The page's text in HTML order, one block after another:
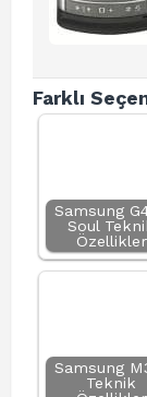
Farklı
Samsung
Soul
Özellikler
Samsung
Teknik